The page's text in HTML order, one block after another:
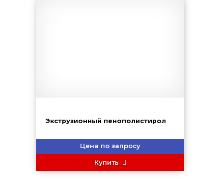
Экструзионный пенополистирол
Цена по запросу
Купить